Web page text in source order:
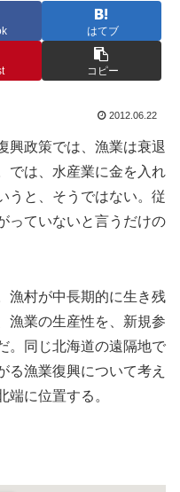
はてブ
コピー
2012.06.22
興政策では、漁業は衰退
では、水産業に金を入れ
うと、そうではない。従
っていないと言うだけの
漁村が中長期的に生き残
漁業の生産性を、新規参
。同じ北海道の遠隔地で
る漁業復興について考え
端に位置する。